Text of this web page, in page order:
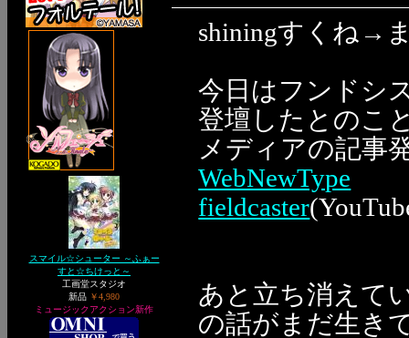
スマイル☆シューター ～ふぁー
すと☆ちけっと～
工画堂スタジオ
新品 ￥4,980
ミュージックアクション新作
shiningすくね→
今日はフンドシ
登壇したとのこ
メディアの記事
WebNewType
fieldcaster
あと立ち消えて
の話がまだ生き